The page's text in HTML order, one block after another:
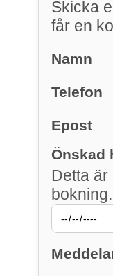
Skicka
får en
Namn
Telefon
Epost
Önskad
Detta
bokning.